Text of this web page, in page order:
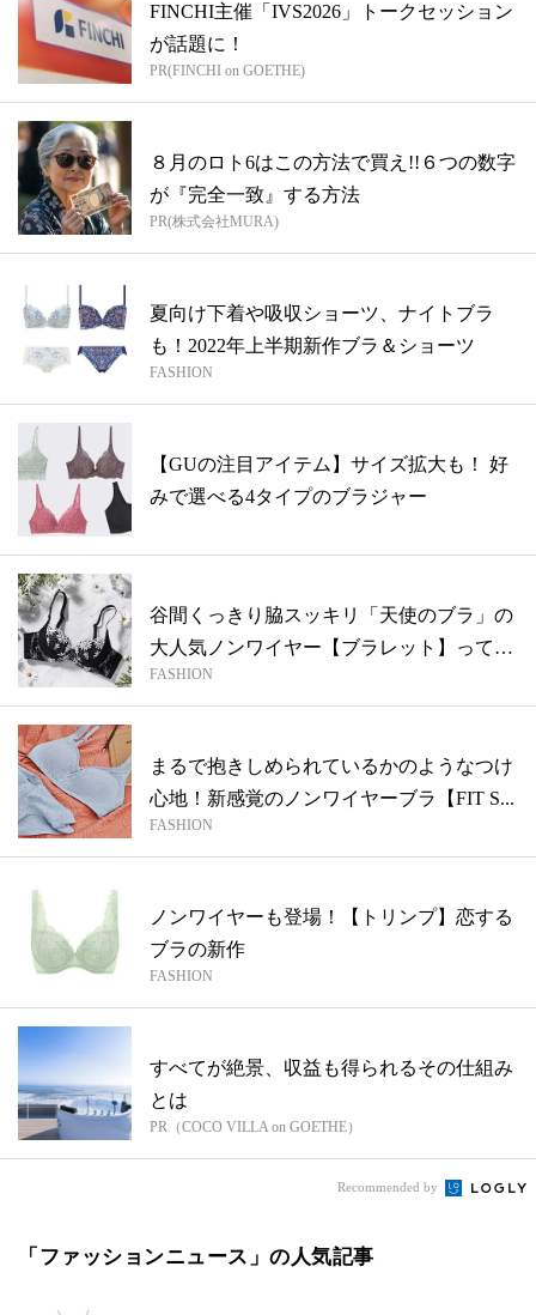
FINCHI主催「IVS2026」トークセッション
が話題に！
PR(FINCHI on GOETHE)
８月のロト6はこの方法で買え!!６つの数字
が『完全一致』する方法
PR(株式会社MURA)
夏向け下着や吸収ショーツ、ナイトブラ
も！2022年上半期新作ブラ＆ショーツ
FASHION
【GUの注目アイテム】サイズ拡大も！ 好
みで選べる4タイプのブラジャー
谷間くっきり脇スッキリ「天使のブラ」の
大人気ノンワイヤー【ブラレット】ってな
に？
FASHION
まるで抱きしめられているかのようなつけ
心地！新感覚のノンワイヤーブラ【FIT S...
FASHION
ノンワイヤーも登場！【トリンプ】恋する
ブラの新作
FASHION
すべてが絶景、収益も得られるその仕組み
とは
PR（COCO VILLA on GOETHE）
Recommended by
「ファッションニュース」の人気記事